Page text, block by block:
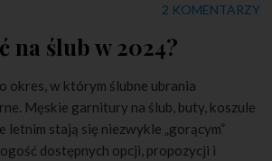
2 KOMENTARZY
na ślub w 2024?
okres, w którym ślubne ubrania
Męskie garnitury na ślub, buty, koszule
letnim stają się niezwykle „gorącym”
dostępnych opcji, propozycji i